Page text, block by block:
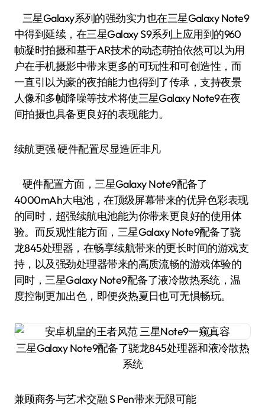
三星Galaxy系列的强劲实力也在三星Galaxy Note9
中得到延续，在三星Galaxy S9系列上应用到的960
帧凝时拍摄和基于AR技术的动态萌拍依然可以为用
户在手机摄影中带来更多的可玩性和可创造性，而
一直引以为豪的夜拍能力也得到了传承，支持夜景
人像和多帧降噪等技术将使三星Galaxy Note9在夜
间拍摄也具备更良好的表现能力。
续航更强 硬件配置尽显造匠非凡
硬件配置方面，三星Galaxy Note9配备了
4000mAh大电池，在顶级屏幕带来的优异色彩表现
的同时，超强续航电池能为你带来更良好的使用体
验。而反观性能方面，三星Galaxy Note9配备了骁
龙845处理器，在畅享续航带来的更长时间的游戏支
持，以及强劲处理器带来的高质流畅的游戏体验的
同时，三星Galaxy Note9配备了液冷散热系统，温
度控制更加出色，即便炎热夏日也可无惧畅玩。
三星Galaxy Note9配备了骁龙845处理器和液冷散热
系统
兼顾商务与艺术交融 S Pen带来无限可能